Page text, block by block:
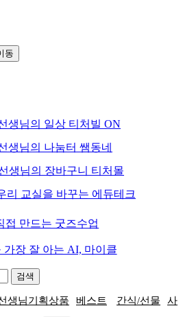
동
생님의 일상 티처빌 ON
생님의 나눔터 쌤동네
생님의 장바구니 티처몰
리 교실을 바꾸는 에듀테크
접 만드는 굿즈수업
가장 잘 아는 AI, 마이클
생님기획상품 베스트 간식/선물 사